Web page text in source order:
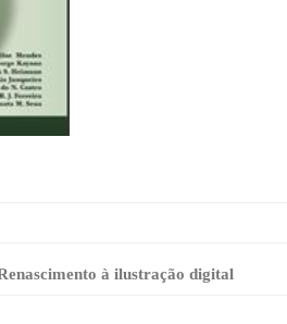
à ilustração digital